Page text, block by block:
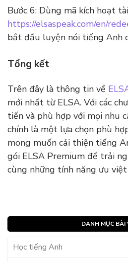
Bước 6: Dùng mã kích hoạt
https://elsaspeak.com/en/
bắt đầu luyện nói tiếng Anh
Tổng kết
Trên đây là thông tin về
mới nhất từ ELSA. Với các
tiến và phù hợp với mọi nhu
chính là một lựa chọn phù
mong muốn cải thiện tiếng
gói ELSA Premium để trải
cùng những tính năng ưu
DANH MỤC BÀI
Học tiếng Anh